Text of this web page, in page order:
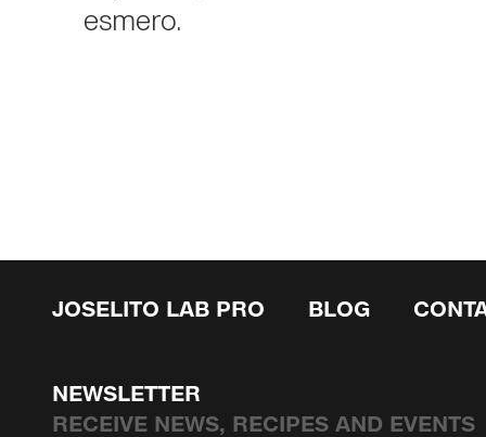
esmero.
JOSELITO LAB PRO BLOG
NEWSLETTER
RECEIVE NEWS, RECIPES AND EVENTS